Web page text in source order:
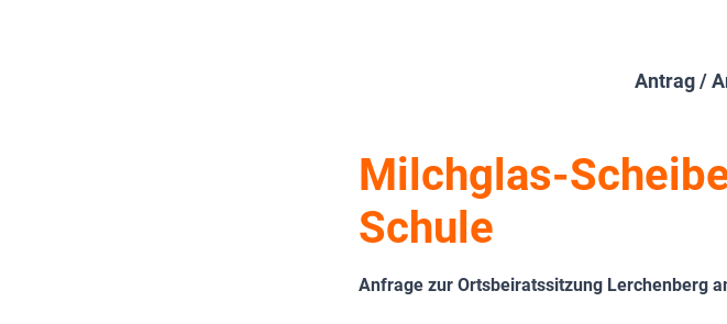
Antrag /
Milchglas-
Schule
Anfrage zur Ortsbeiratssitzung Lerchenberg